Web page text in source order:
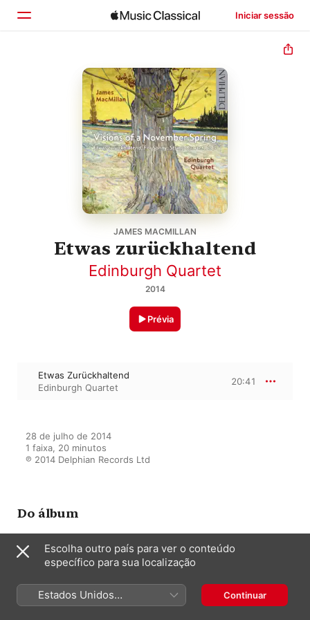
Iniciar sessão
Explorar
JAMES MACMILLAN
Etwas zurückhaltend
Edinburgh Quartet
2014
Prévia
Etwas Zurückhaltend
Edinburgh Quartet
20:41
28 de julho de 2014
1 faixa, 20 minutos
℗ 2014 Delphian Records Ltd
Do álbum
James Macmillan: Visions of a
Edinburgh Quartet
Escolha outro país para ver o conteúdo
específico para sua localização
Estados Unidos
(Português Brasil)
Continuar